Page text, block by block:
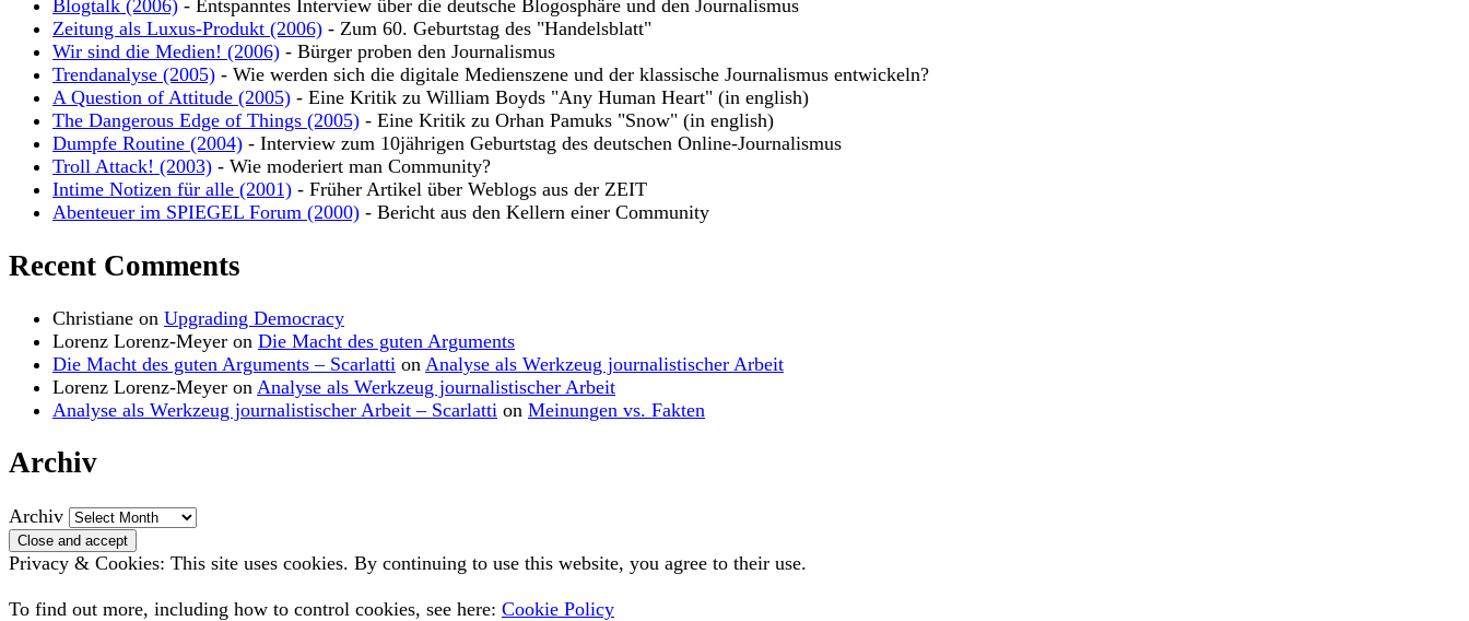
Blogtalk (2006) - Entspanntes Interview über die deutsche Blogosphäre und den Journalismus
Zeitung als Luxus-Produkt (2006) - Zum 60. Geburtstag des "Handelsblatt"
Wir sind die Medien! (2006) - Bürger proben den Journalismus
Trendanalyse (2005) - Wie werden sich die digitale Medienszene und der klassische Journalismus entwickeln?
A Question of Attitude (2005) - Eine Kritik zu William Boyds "Any Human Heart" (in english)
The Dangerous Edge of Things (2005) - Eine Kritik zu Orhan Pamuks "Snow" (in english)
Dumpfe Routine (2004) - Interview zum 10jährigen Geburtstag des deutschen Online-Journalismus
Troll Attack! (2003) - Wie moderiert man Community?
Intime Notizen für alle (2001) - Früher Artikel über Weblogs aus der ZEIT
Abenteuer im SPIEGEL Forum (2000) - Bericht aus den Kellern einer Community
Recent Comments
Christiane on Upgrading Democracy
Lorenz Lorenz-Meyer on Die Macht des guten Arguments
Die Macht des guten Arguments – Scarlatti on Analyse als Werkzeug journalistischer Arbeit
Lorenz Lorenz-Meyer on Analyse als Werkzeug journalistischer Arbeit
Analyse als Werkzeug journalistischer Arbeit – Scarlatti on Meinungen vs. Fakten
Archiv
Archiv
Privacy & Cookies: This site uses cookies. By continuing to use this website, you agree to their use.
To find out more, including how to control cookies, see here: Cookie Policy